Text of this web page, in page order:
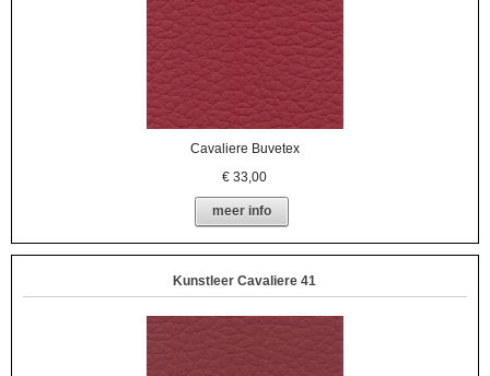
Cavaliere Buvetex
€33,00
meer info
Kunstleer Cavaliere 41